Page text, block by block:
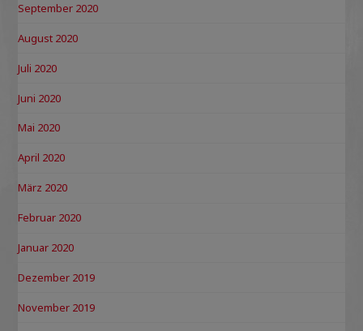
September 2020
August 2020
Juli 2020
Juni 2020
Mai 2020
April 2020
März 2020
Februar 2020
Januar 2020
Dezember 2019
November 2019